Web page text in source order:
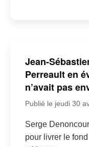
Jean-
Perreault en
n’avait pas
Publié le jeudi 30
Serge
pour livrer le